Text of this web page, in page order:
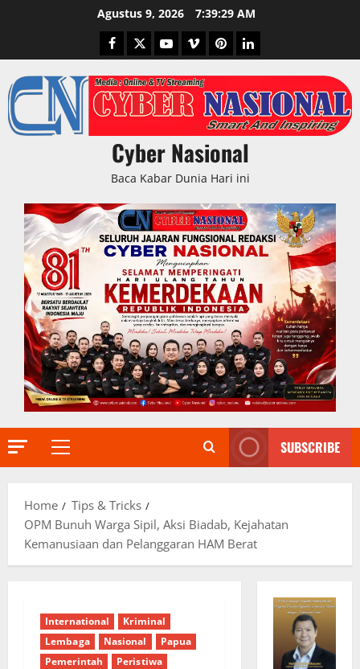
Agustus 9, 2026 7:39:30 AM
Facebook
TwitterYoutubeVimeoPinterestLinkedIn
Cyber Nasional
Baca Kabar Dunia Hari ini
Primary
SUBSCRIBE
Home
Tips & Tricks
OPM Bunuh Warga Sipil, Aksi Biadab, Kejahatan
Kemanusiaan dan Pelanggaran HAM Berat
International
Kriminal
Lembaga
Nasional
Papua
Pemerintah
Peristiwa